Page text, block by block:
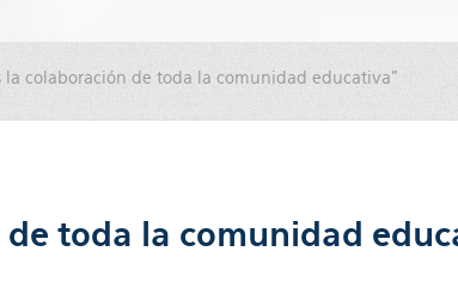
la colaboración de toda la comunidad educativa"
de toda la comunidad